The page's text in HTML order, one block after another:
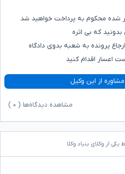
شده محکوم به پرداخت خواهید شد
که بی اثره
پرونده به شعبه بدوی دادگاه
اعسار اقدام کنید
از این وکیل
مشاهده دیدگاه‌ها ( ۰
از وکلای بنیاد وکلا